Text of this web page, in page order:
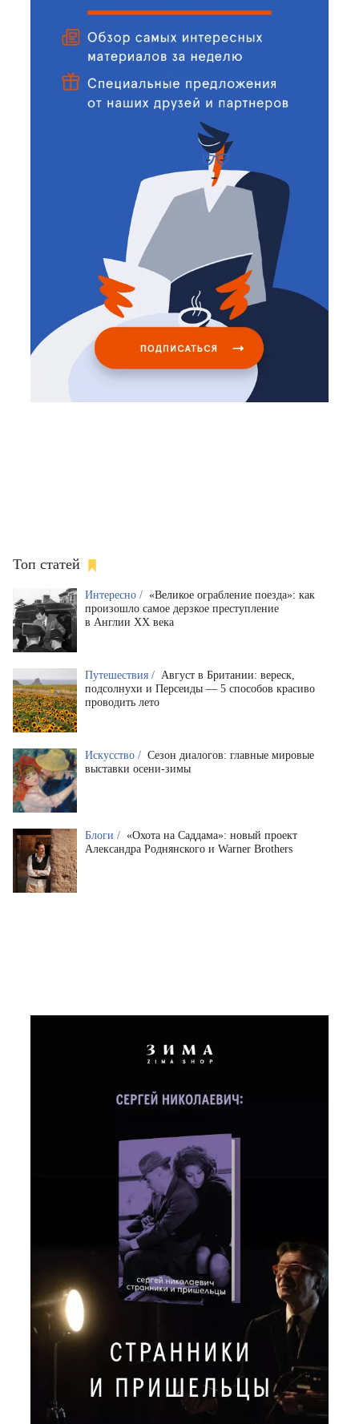
Топ статей
Интересно / «Великое ограбление поезда»: как
произошло самое дерзкое преступление
в Англии XX века
Путешествия / Август в Британии: вереск,
подсолнухи и Персеиды — 5 способов красиво
проводить лето
Искусство / Сезон диалогов: главные мировые
выставки осени-зимы
Блоги / «Охота на Саддама»: новый проект
Александра Роднянского и Warner Brothers